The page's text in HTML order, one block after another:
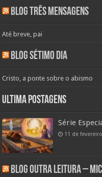
Blog Três Mensagens
Até breve, pai
Blog Sétimo Dia
Cristo, a ponte sobre o abismo
Ultima Postagens
Série
11 de
Blog Outra Leitura –